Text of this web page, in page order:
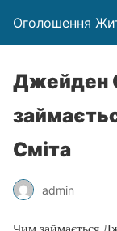
Оголошення
Джейден
Сміта
admin